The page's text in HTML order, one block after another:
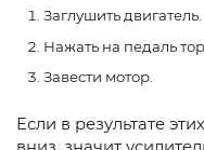
Заглушить двигатель.
Нажать на педаль
Завести мотор.
Если в результате